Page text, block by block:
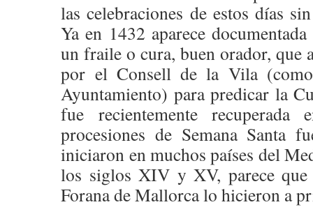
las celebraciones de estos días
Ya en 1432 aparece
un fraile o cura, buen orador, que
por el Consell de la Vila
Ayuntamiento) para predicar la
fue recientemente
procesiones de Semana Santa
iniciaron en muchos países del
los siglos XIV y XV, parece
Forana de Mallorca lo hicieron a